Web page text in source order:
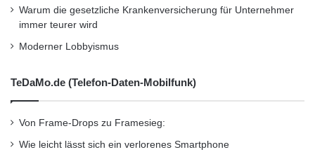
auf den ersten Blick schwer verständlich und
einfacher ist und es leuchtet ein, dass schon
durch den geringeren Eigenwiderstand weniger
Treibstoff verbraucht wird. Sie finden die
Warum die gesetzliche Krankenversicherung für Unternehmer
immer teurer wird
Moderner Lobbyismus
TeDaMo.de (Telefon-Daten-Mobilfunk)
Von Frame-Drops zu Framesieg:
Wie leicht lässt sich ein verlorenes Smartphone